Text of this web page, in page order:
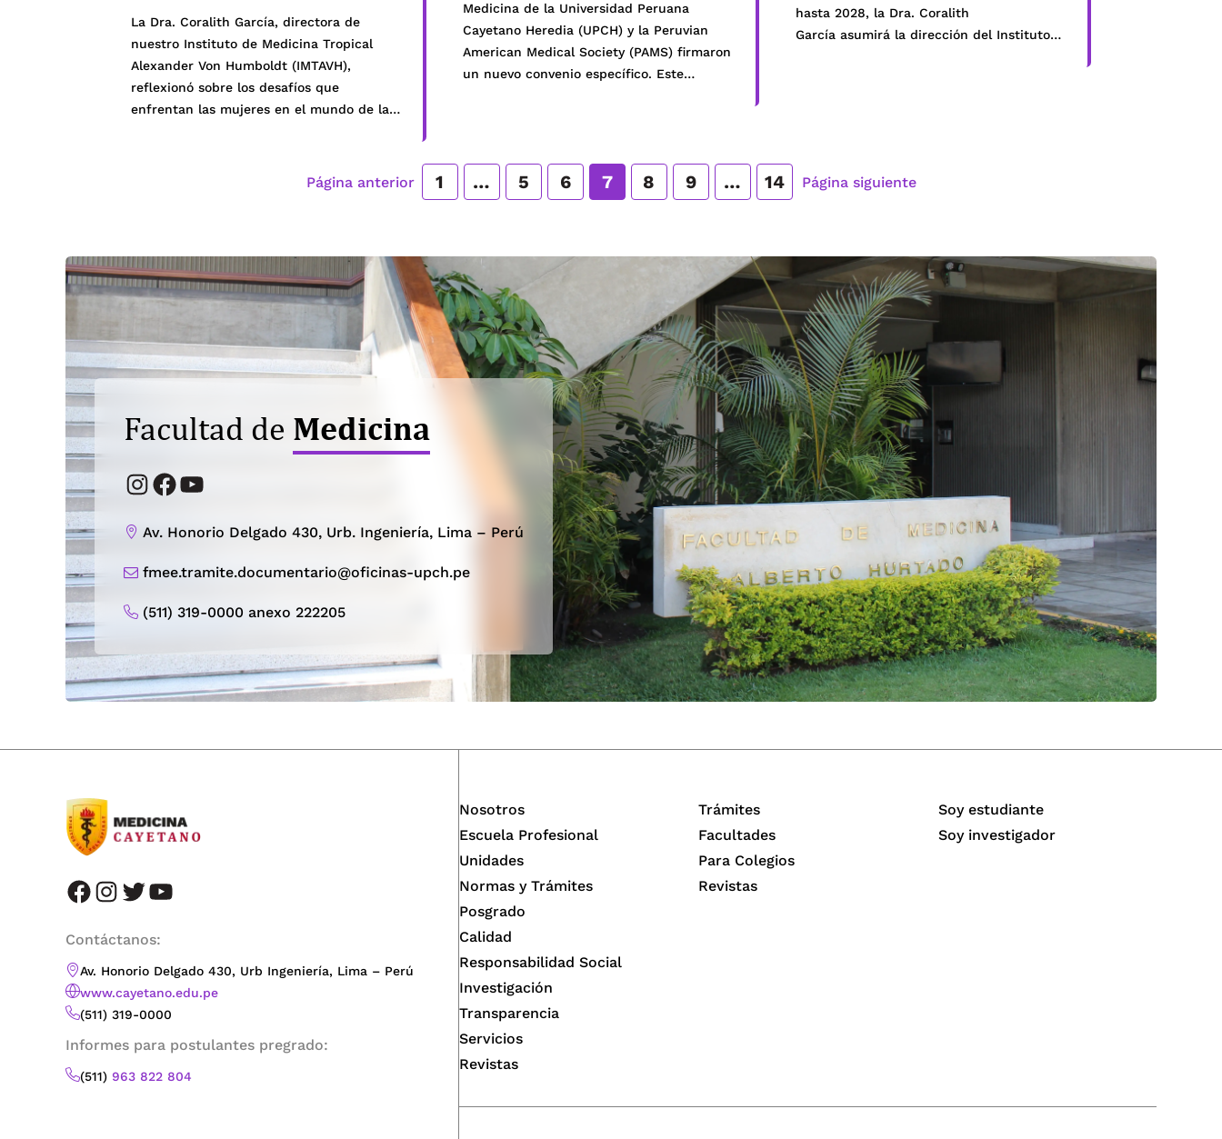
La Dra. Coralith García, directora de
nuestro Instituto de Medicina Tropical
Alexander Von Humboldt (IMTAVH),
reflexionó sobre los desafíos que
enfrentan las mujeres en el mundo de la
en la ciencia y la necesidad de generar
Medicina de la Universidad Peruana
Cayetano Heredia (UPCH) y la Peruvian
American Medical Society (PAMS) firmaron
un nuevo convenio específico. Este
fortalecer la educación médica y mejorar
la atención en comunidades […]
hasta 2028, la Dra. Coralith
García asumirá la dirección del Instituto
[…]
Página anterior 1 … 5 6 7 8 9 … 14 Página siguiente
Facultad de Medicina
Instagram
Facebook
YouTube
Av. Honorio Delgado 430, Urb. Ingeniería, Lima – Perú
fmee.tramite.documentario@oficinas-upch.pe
(511) 319-0000 anexo 222205
facebook instagram twitter youtube
Contáctanos:
Av. Honorio Delgado 430, Urb Ingeniería, Lima – Perú
www.cayetano.edu.pe
(511) 319-0000
Informes para postulantes pregrado:
(511) 963 822 804
Nosotros
Escuela Profesional
Unidades
Normas y Trámites
Posgrado
Calidad
Responsabilidad Social
Investigación
Transparencia
Servicios
Revistas
Trámites
Facultades
Para Colegios
Revistas
Soy estudiante
Soy investigador